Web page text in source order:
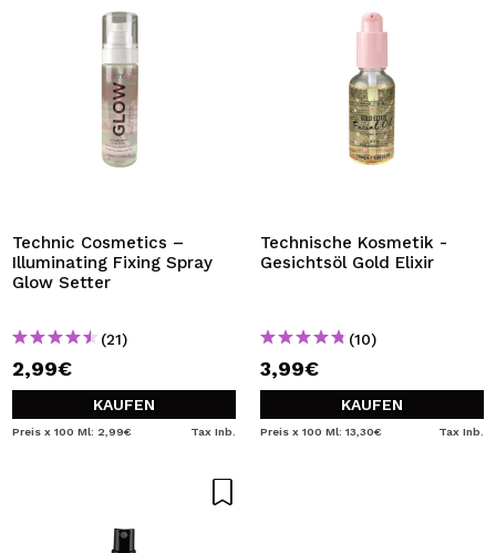
Technic Cosmetics –
Illuminating Fixing Spray
Glow Setter
(21)
2,99€
KAUFEN
Preis x 100 Ml: 2,99€ Tax Inb.
Technische Kosmetik -
Gesichtsöl Gold Elixir
(10)
3,99€
KAUFEN
Preis x 100 Ml: 13,30€ Tax Inb.